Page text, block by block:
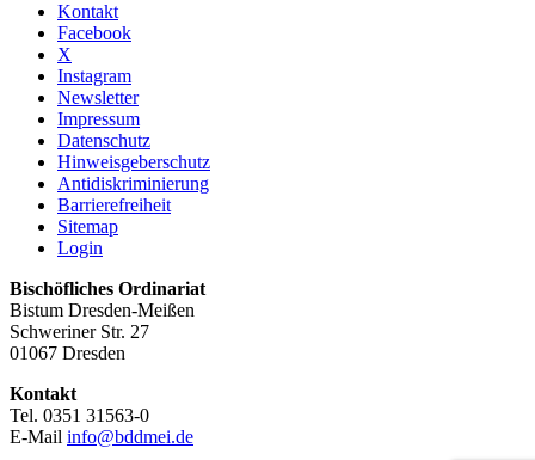
Kontakt
Facebook
X
Instagram
Newsletter
Impressum
Datenschutz
Hinweisgeberschutz
Antidiskriminierung
Barrierefreiheit
Sitemap
Login
Bischöfliches Ordinariat
Bistum Dresden-Meißen
Schweriner Str. 27
01067 Dresden
Kontakt
Tel. 0351 31563-0
E-Mail info@bddmei.de